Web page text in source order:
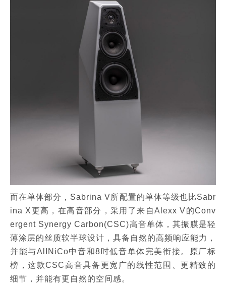
而在单体部分，Sabrina V所配置的单体等级也比Sabr
ina X更高，在高音部分，采用了来自Alexx V的Conv
ergent Synergy Carbon(CSC)高音单体，其振膜是轻
薄涂层的丝质软半球设计，具备自然的高频响应能力，
并能与AlINiCo中音和8吋低音单体完美衔接。原厂标
榜，这款CSC高音具备更宽广的线性范围、更精致的
细节，并能有更自然的空间感。